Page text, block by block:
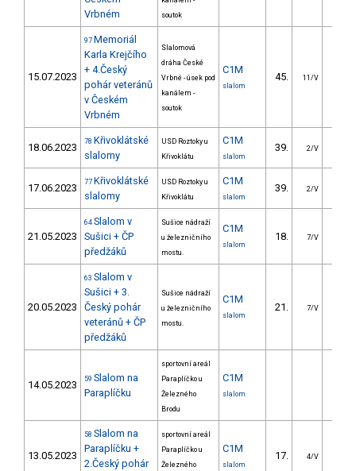
Vrbném
soutok
15.07.2023
97 Memoriál
Karla Krejčího
+ 4.Český
pohár veteránů
v Českém
Vrbném
Slalomová
dráha České
Vrbné - úsek pod
kanálem -
soutok
C1M
slalom
45. 11/V
18.06.2023 78 Křivoklátské
slalomy
USD Roztoky u
Křivoklátu
C1M
slalom
39. 2/V
17.06.2023 77 Křivoklátské
slalomy
USD Roztoky u
Křivoklátu
C1M
slalom
39. 2/V
21.05.2023
64 Slalom v
Sušici + ČP
předžáků
Sušice nádraží
u železničního
mostu.
C1M
slalom
18. 7/V
20.05.2023
63 Slalom v
Sušici + 3.
Český pohár
veteránů + ČP
předžáků
Sušice nádraží
u železničního
mostu.
C1M
slalom
21. 7/V
14.05.2023 59 Slalom na
Paraplíčku
sportovní areál
Paraplíčko u
Železného
Brodu
C1M
slalom
13.05.2023
58 Slalom na
Paraplíčku +
2.Český pohár
sportovní areál
Paraplíčko u
Železného
C1M
slalom
17. 4/V